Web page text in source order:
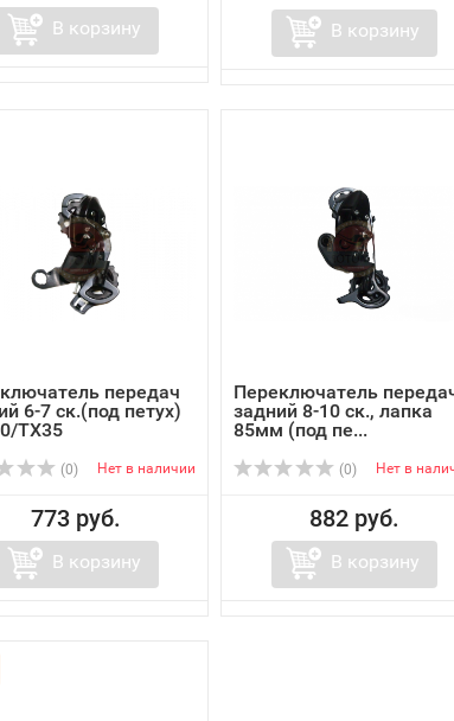
В корзину В корзину
передач
6-7 ск.(под петух)
TX35
(0) Нет в наличии
773 руб.
В корзину
Переключатель
задний 8-10 ск., лапка
85мм (под пе...
(0) Нет в
882 руб.
В корзину